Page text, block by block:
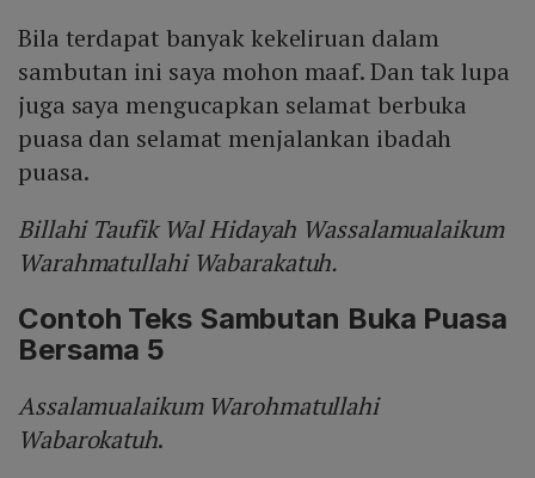
Bila terdapat banyak kekeliruan dalam
sambutan ini saya mohon maaf. Dan tak lupa
juga saya mengucapkan selamat berbuka
puasa dan selamat menjalankan ibadah
puasa.
Billahi Taufik Wal Hidayah Wassalamualaikum
Warahmatullahi Wabarakatuh.
Contoh Teks Sambutan Buka Puasa
Bersama 5
Assalamualaikum Warohmatullahi
Wabarokatuh.